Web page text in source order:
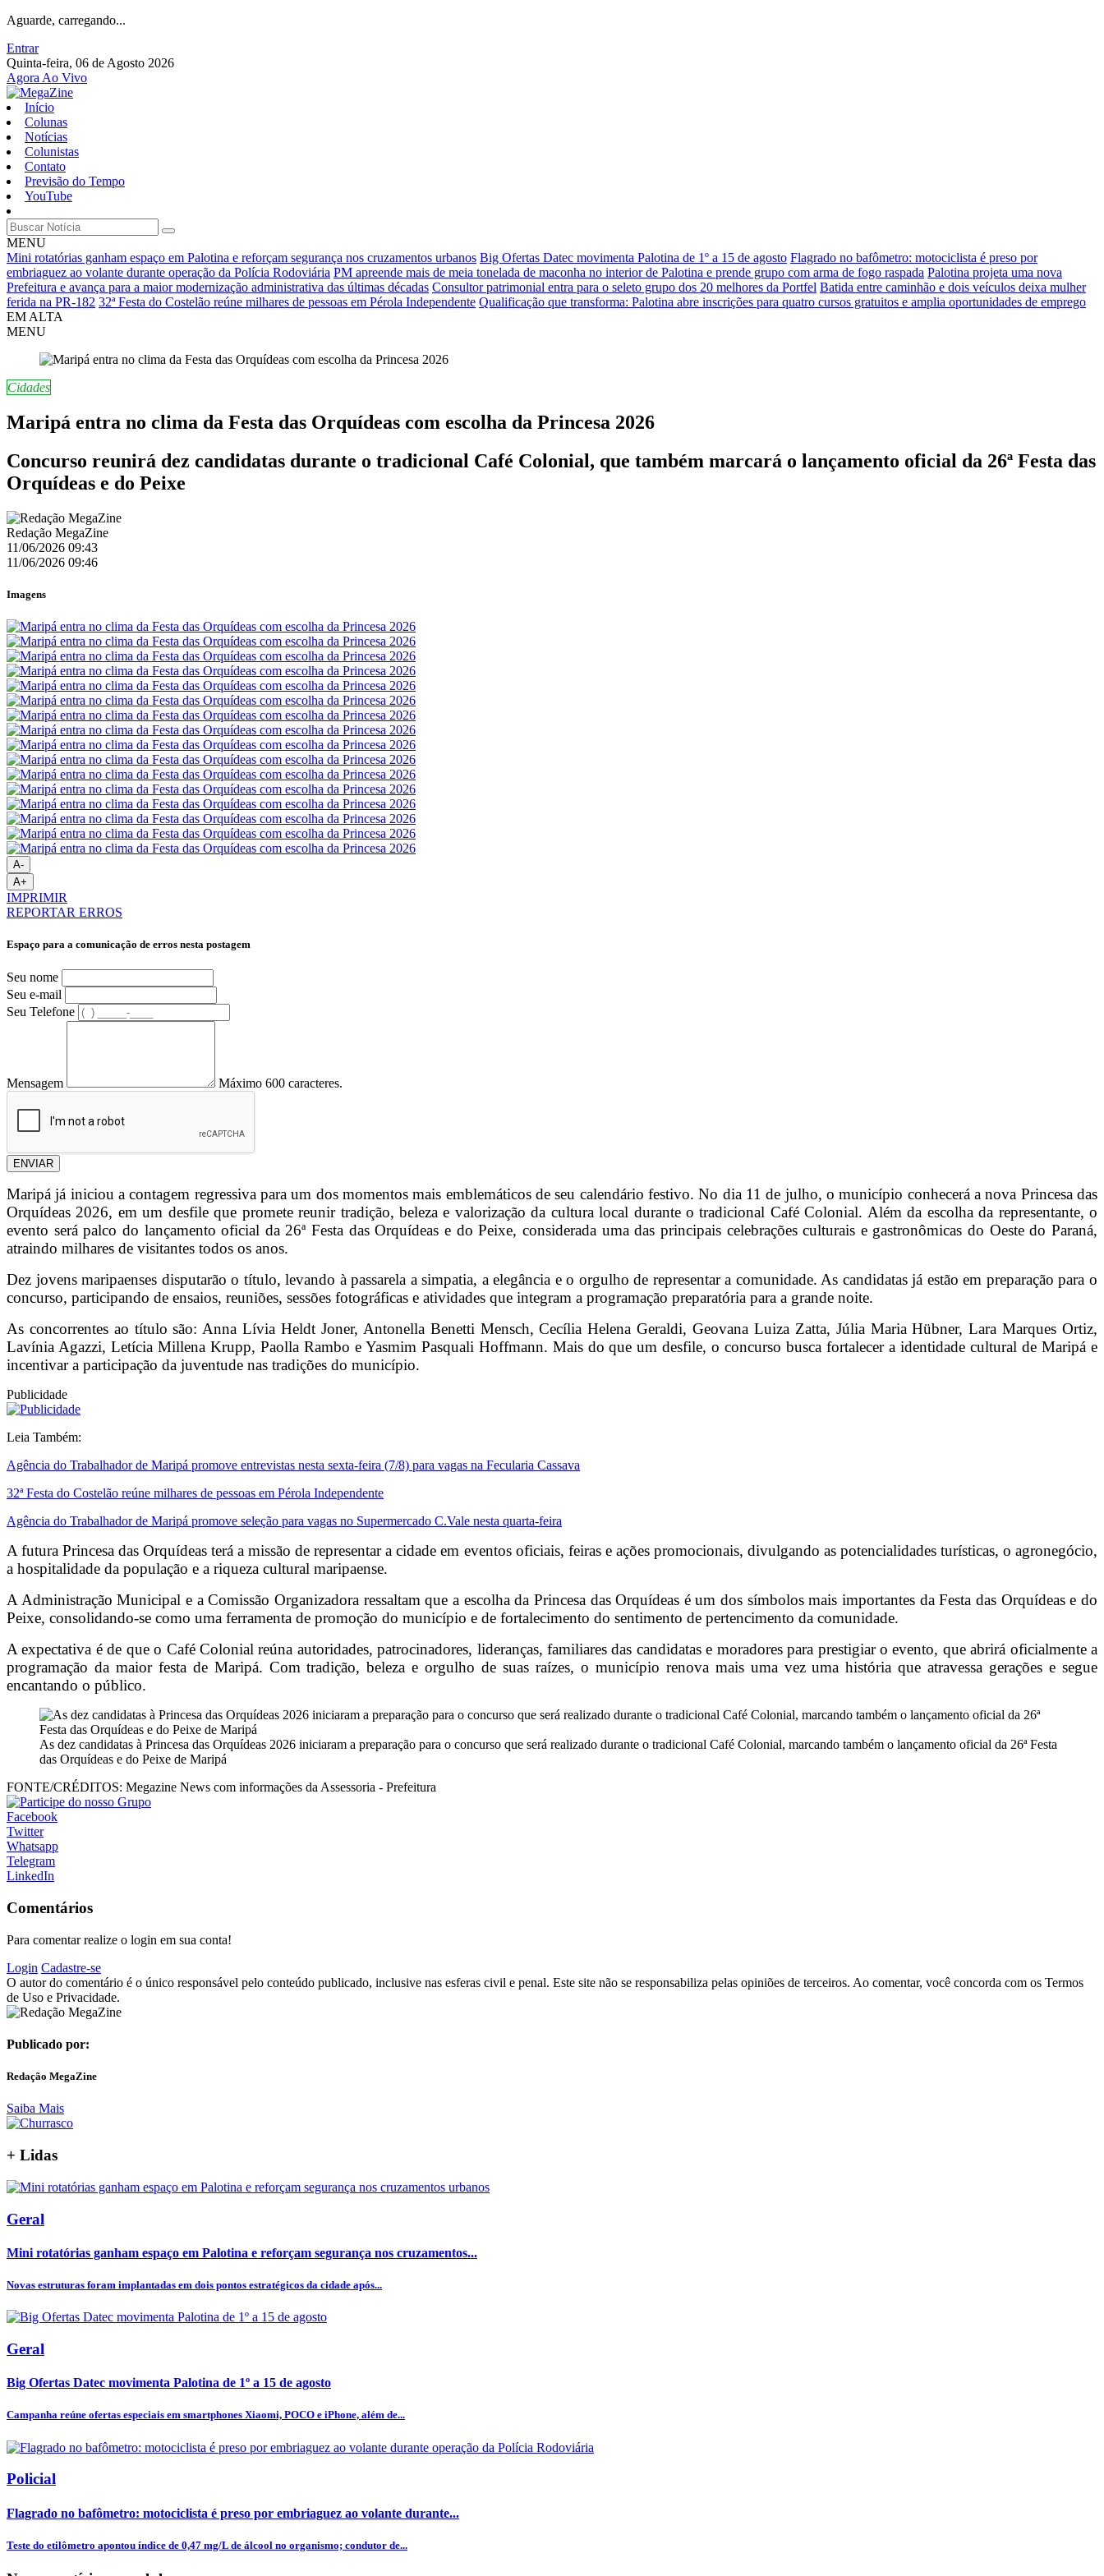
Aguarde, carregando...
Entrar
Quinta-feira, 06 de Agosto 2026
Agora Ao Vivo
Início
Colunas
Notícias
Colunistas
Contato
Previsão do Tempo
YouTube
MENU
Mini rotatórias ganham espaço em Palotina e reforçam segurança nos cruzamentos urbanos Big Ofertas Datec movimenta Palotina de 1º a 15 de agosto Flagrado no bafômetro: motociclista é preso por
embriaguez ao volante durante operação da Polícia Rodoviária PM apreende mais de meia tonelada de maconha no interior de Palotina e prende grupo com arma de fogo raspada Palotina projeta uma nova
Prefeitura e avança para a maior modernização administrativa das últimas décadas Consultor patrimonial entra para o seleto grupo dos 20 melhores da Portfel Batida entre caminhão e dois veículos deixa mulher
ferida na PR-182 32ª Festa do Costelão reúne milhares de pessoas em Pérola Independente Qualificação que transforma: Palotina abre inscrições para quatro cursos gratuitos e amplia oportunidades de emprego
EM ALTA
MENU
Cidades
Maripá entra no clima da Festa das Orquídeas com escolha da Princesa 2026
Concurso reunirá dez candidatas durante o tradicional Café Colonial, que também marcará o lançamento oficial da 26ª Festa das
Orquídeas e do Peixe
Redação MegaZine
11/06/2026 09:43
11/06/2026 09:46
Imagens
A-
A+
IMPRIMIR
REPORTAR ERROS
Espaço para a comunicação de erros nesta postagem
Seu nome
Seu e-mail
Seu Telefone
Mensagem Máximo 600 caracteres.
ENVIAR
Maripá já iniciou a contagem regressiva para um dos momentos mais emblemáticos de seu calendário festivo. No dia 11 de julho, o município conhecerá a nova Princesa das
Orquídeas 2026, em um desfile que promete reunir tradição, beleza e valorização da cultura local durante o tradicional Café Colonial. Além da escolha da representante, o
evento será palco do lançamento oficial da 26ª Festa das Orquídeas e do Peixe, considerada uma das principais celebrações culturais e gastronômicas do Oeste do Paraná,
atraindo milhares de visitantes todos os anos.
Dez jovens maripaenses disputarão o título, levando à passarela a simpatia, a elegância e o orgulho de representar a comunidade. As candidatas já estão em preparação para o
concurso, participando de ensaios, reuniões, sessões fotográficas e atividades que integram a programação preparatória para a grande noite.
As concorrentes ao título são: Anna Lívia Heldt Joner, Antonella Benetti Mensch, Cecília Helena Geraldi, Geovana Luiza Zatta, Júlia Maria Hübner, Lara Marques Ortiz,
Lavínia Agazzi, Letícia Millena Krupp, Paolla Rambo e Yasmim Pasquali Hoffmann. Mais do que um desfile, o concurso busca fortalecer a identidade cultural de Maripá e
incentivar a participação da juventude nas tradições do município.
Publicidade
Leia Também:
Agência do Trabalhador de Maripá promove entrevistas nesta sexta-feira (7/8) para vagas na Fecularia Cassava
32ª Festa do Costelão reúne milhares de pessoas em Pérola Independente
Agência do Trabalhador de Maripá promove seleção para vagas no Supermercado C.Vale nesta quarta-feira
A futura Princesa das Orquídeas terá a missão de representar a cidade em eventos oficiais, feiras e ações promocionais, divulgando as potencialidades turísticas, o agronegócio,
a hospitalidade da população e a riqueza cultural maripaense.
A Administração Municipal e a Comissão Organizadora ressaltam que a escolha da Princesa das Orquídeas é um dos símbolos mais importantes da Festa das Orquídeas e do
Peixe, consolidando-se como uma ferramenta de promoção do município e de fortalecimento do sentimento de pertencimento da comunidade.
A expectativa é de que o Café Colonial reúna autoridades, patrocinadores, lideranças, familiares das candidatas e moradores para prestigiar o evento, que abrirá oficialmente a
programação da maior festa de Maripá. Com tradição, beleza e orgulho de suas raízes, o município renova mais uma vez uma história que atravessa gerações e segue
encantando o público.
As dez candidatas à Princesa das Orquídeas 2026 iniciaram a preparação para o concurso que será realizado durante o tradicional Café Colonial, marcando também o lançamento oficial da 26ª Festa
das Orquídeas e do Peixe de Maripá
FONTE/CRÉDITOS: Megazine News com informações da Assessoria - Prefeitura
Facebook
Twitter
Whatsapp
Telegram
LinkedIn
Comentários
Para comentar realize o login em sua conta!
Login Cadastre-se
O autor do comentário é o único responsável pelo conteúdo publicado, inclusive nas esferas civil e penal. Este site não se responsabiliza pelas opiniões de terceiros. Ao comentar, você concorda com os Termos
de Uso e Privacidade.
Publicado por:
Redação MegaZine
Saiba Mais
+ Lidas
Geral
Mini rotatórias ganham espaço em Palotina e reforçam segurança nos cruzamentos...
Novas estruturas foram implantadas em dois pontos estratégicos da cidade após...
Geral
Big Ofertas Datec movimenta Palotina de 1º a 15 de agosto
Campanha reúne ofertas especiais em smartphones Xiaomi, POCO e iPhone, além de...
Policial
Flagrado no bafômetro: motociclista é preso por embriaguez ao volante durante...
Teste do etilômetro apontou índice de 0,47 mg/L de álcool no organismo; condutor de...